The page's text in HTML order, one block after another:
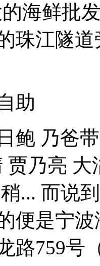
海鲜批
珠江隧
助
鲍 乃爸
贾乃亮
... 而说
便是宁
路759号